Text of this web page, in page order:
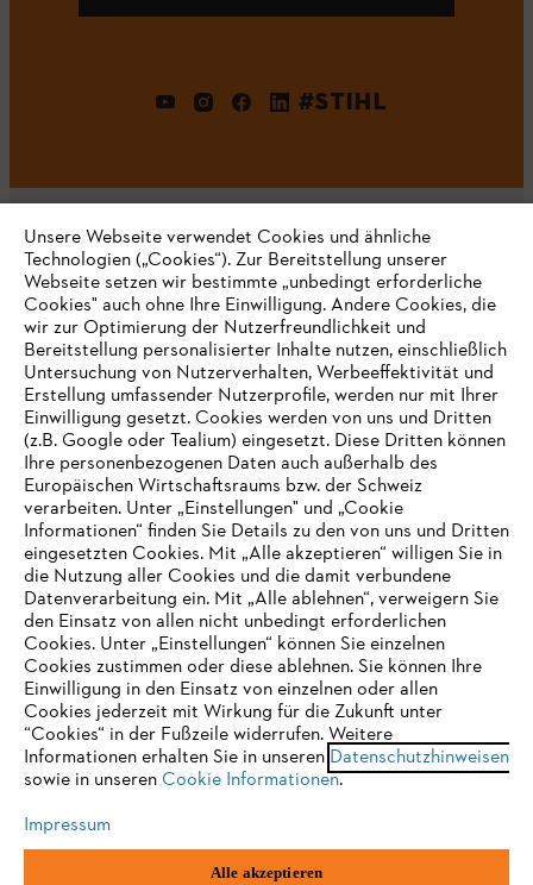
#STIHL
Unternehmen
Häufig gestellte Fragen
Support
Datenschutz Impressum Cookies
Rechtliche Informationen
STIHL VERTRIEBS AG, 8617 Mönchaltorf
IHR BROWSER WIRD NICHT
UNTERSTÜTZT
Sie nutzen einen Browser, den wir noch nicht unterstützen. Für
eine optimale Nutzung unserer Seite empfehlen wir Ihnen, zu
einem der folgenden Browser zu wechseln:
Firefox Chrome
Unsere Webseite verwendet Cookies und ähnliche
Technologien („Cookies“). Zur Bereitstellung unserer
Webseite setzen wir bestimmte „unbedingt erforderliche
Cookies" auch ohne Ihre Einwilligung. Andere Cookies, die
wir zur Optimierung der Nutzerfreundlichkeit und
Bereitstellung personalisierter Inhalte nutzen, einschließlich
Untersuchung von Nutzerverhalten, Werbeeffektivität und
Erstellung umfassender Nutzerprofile, werden nur mit Ihrer
Einwilligung gesetzt. Cookies werden von uns und Dritten
(z.B. Google oder Tealium) eingesetzt. Diese Dritten können
Ihre personenbezogenen Daten auch außerhalb des
Europäischen Wirtschaftsraums bzw. der Schweiz
verarbeiten. Unter „Einstellungen" und „Cookie
Informationen“ finden Sie Details zu den von uns und Dritten
eingesetzten Cookies. Mit „Alle akzeptieren“ willigen Sie in
die Nutzung aller Cookies und die damit verbundene
Datenverarbeitung ein. Mit „Alle ablehnen“, verweigern Sie
den Einsatz von allen nicht unbedingt erforderlichen
Cookies. Unter „Einstellungen“ können Sie einzelnen
Cookies zustimmen oder diese ablehnen. Sie können Ihre
Einwilligung in den Einsatz von einzelnen oder allen
Cookies jederzeit mit Wirkung für die Zukunft unter
“Cookies“ in der Fußzeile widerrufen. Weitere
Informationen erhalten Sie in unseren Datenschutzhinweisen
sowie in unseren Cookie Informationen.
Impressum
Alle akzeptieren